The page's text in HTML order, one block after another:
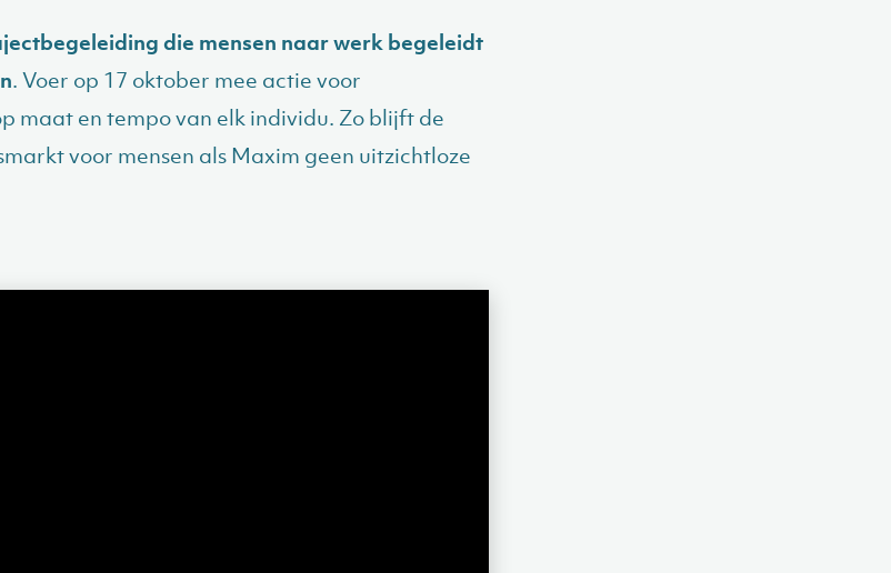
die mensen naar werk begeleidt
. Voer op 17 oktober mee actie voor
maat en tempo van elk individu. Zo blijft de
voor mensen als Maxim geen uitzichtloze